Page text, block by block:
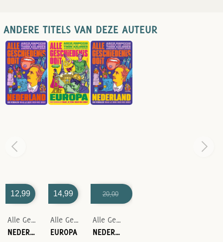
ANDERE TITELS VAN DEZE AUTEUR
12,99
Alle Geschiedenis Ooit-Arco Gnocchi-Nynke de Jong-Thom Aalmoes-Andrea Huntjens
NEDERLAND
14,99
Alle Geschiedenis Ooit-Arco Gnocchi-Nynke de Jong-Thom Aalmoes-Andrea Huntjens
EUROPA
20,00
Alle Geschiedenis Ooit-Arco Gnocchi-Nynke de Jong-Thom Aalmoes-Andrea Huntjens
NEDERLAND